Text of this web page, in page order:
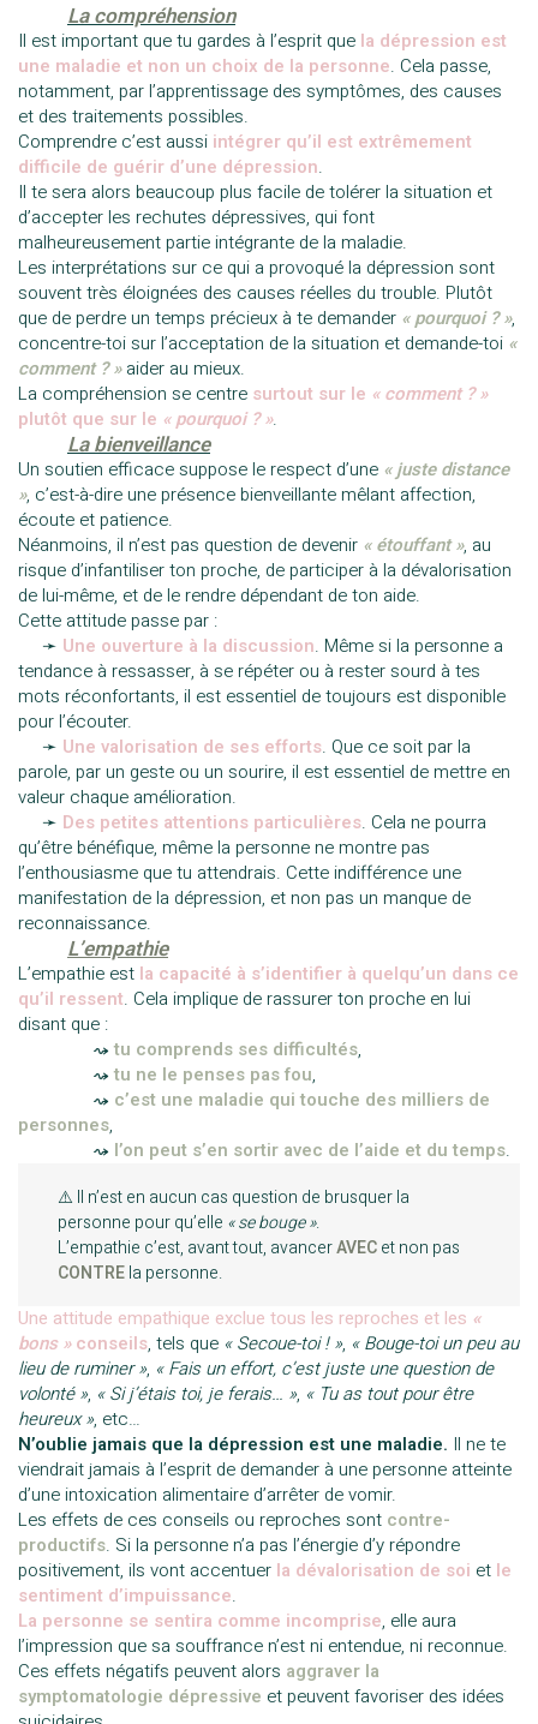
La compréhension
Il est important que tu gardes à l’esprit que la dépression est
une maladie et non un choix de la personne. Cela passe,
notamment, par l’apprentissage des symptômes, des causes
et des traitements possibles.
Comprendre c’est aussi intégrer qu’il est extrêmement
difficile de guérir d’une dépression.
Il te sera alors beaucoup plus facile de tolérer la situation et
d’accepter les rechutes dépressives, qui font
malheureusement partie intégrante de la maladie.
Les interprétations sur ce qui a provoqué la dépression sont
souvent très éloignées des causes réelles du trouble. Plutôt
que de perdre un temps précieux à te demander « pourquoi ? »,
concentre-toi sur l’acceptation de la situation et demande-toi «
comment ? »aider au mieux.
La compréhension se centre surtout sur le « comment ? »
plutôt que sur le « pourquoi ? ».
La bienveillance
Un soutien efficace suppose le respect d’une « juste distance
», c’est-à-dire une présence bienveillante mêlant affection,
écoute et patience.
Néanmoins, il n’est pas question de devenir « étouffant », au
risque d’infantiliser ton proche, de participer à la dévalorisation
de lui-même, et de le rendre dépendant de ton aide.
Cette attitude passe par :
➛ Une ouverture à la discussion. Même si la personne a
tendance à ressasser, à se répéter ou à rester sourd à tes
mots réconfortants, il est essentiel de toujours est disponible
pour l’écouter.
➛ Une valorisation de ses efforts. Que ce soit par la
parole, par un geste ou un sourire, il est essentiel de mettre en
valeur chaque amélioration.
➛ Des petites attentions particulières. Cela ne pourra
qu’être bénéfique, même la personne ne montre pas
l’enthousiasme que tu attendrais. Cette indifférence une
manifestation de la dépression, et non pas un manque de
reconnaissance.
L’empathie
L’empathie est la capacité à s’identifier à quelqu’un dans ce
qu’il ressent. Cela implique de rassurer ton proche en lui
disant que :
⤳tu comprends ses difficultés,
⤳tu ne le penses pas fou,
⤳ c’est une maladie qui touche des milliers de
personnes,
⤳ l’on peut s’en sortir avec de l’aide et du temps.
⚠️ Il n’est en aucun cas question de brusquer la
personne pour qu’elle « se bouge ».
L’empathie c’est, avant tout, avancerAVECet non pas
CONTREla personne.
Une attitude empathique exclue tous les reproches et les «
bons »conseils, tels que « Secoue-toi ! », « Bouge-toi un peu au
lieu de ruminer », « Fais un effort, c’est juste une question de
volonté », « Si j’étais toi, je ferais… », « Tu as tout pour être
heureux », etc…
N’oublie jamais que la dépression est une maladie. Il ne te
viendrait jamais à l’esprit de demander à une personne atteinte
d’une intoxication alimentaire d’arrêter de vomir.
Les effets de ces conseils ou reproches sont contre-
productifs. Si la personne n’a pas l’énergie d’y répondre
positivement, ils vont accentuer la dévalorisation de soi et le
sentiment d’impuissance.
La personne se sentira comme incomprise, elle aura
l’impression que sa souffrance n’est ni entendue, ni reconnue.
Ces effets négatifs peuvent alors aggraver la
symptomatologie dépressive et peuvent favoriser des idées